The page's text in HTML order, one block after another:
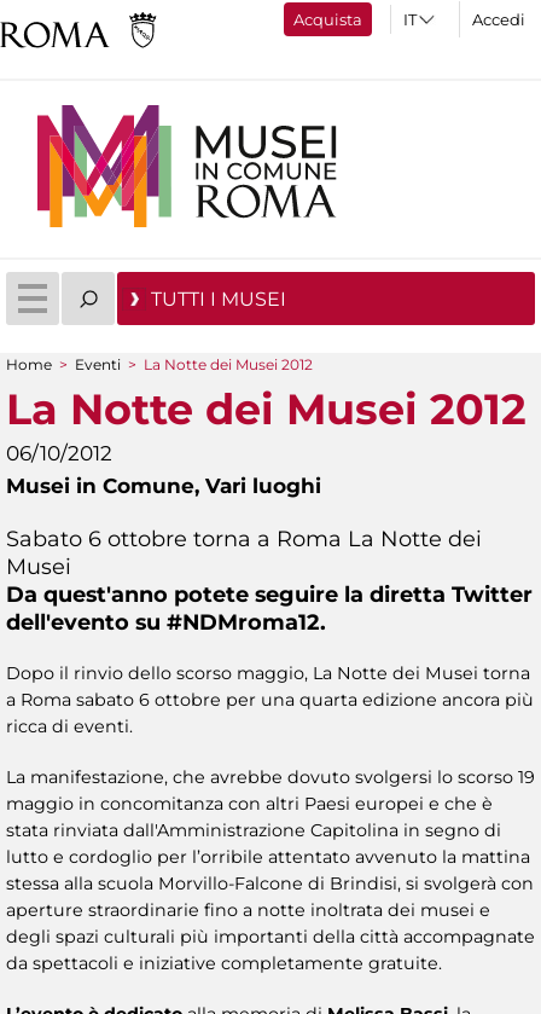
Acquista Accedi
TUTTI I MUSEI
Tu sei qui
Home > Eventi > La Notte dei Musei 2012
La Notte dei Musei 2012
06/10/2012
Musei in Comune, Vari luoghi
Sabato 6 ottobre torna a Roma La Notte dei
Musei
Da quest'anno potete seguire la diretta Twitter
dell'evento su #NDMroma12.
Dopo il rinvio dello scorso maggio, La Notte dei Musei torna
a Roma sabato 6 ottobre per una quarta edizione ancora più
ricca di eventi.
La manifestazione, che avrebbe dovuto svolgersi lo scorso 19
maggio in concomitanza con altri Paesi europei e che è
stata rinviata dall'Amministrazione Capitolina in segno di
lutto e cordoglio per l’orribile attentato avvenuto la mattina
stessa alla scuola Morvillo-Falcone di Brindisi, si svolgerà con
aperture straordinarie fino a notte inoltrata dei musei e
degli spazi culturali più importanti della città accompagnate
da spettacoli e iniziative completamente gratuite.